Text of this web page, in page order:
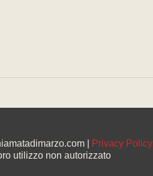
|
Privacy Policy
utilizzo non autorizzato